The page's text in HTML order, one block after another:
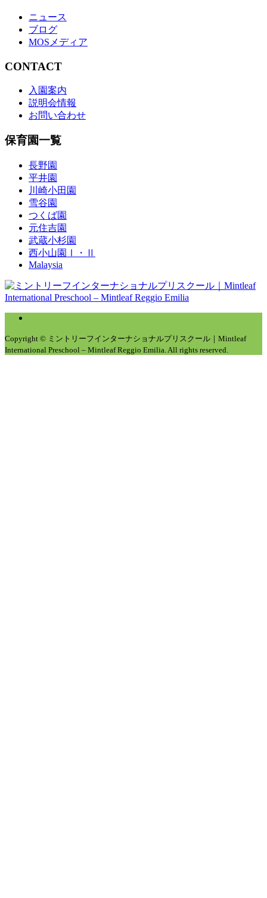
ニュース
ブログ
MOSメディア
CONTACT
入園案内
説明会情報
お問い合わせ
保育園一覧
長野園
平井園
川崎小田園
雪谷園
つくば園
元住吉園
武蔵小杉園
西小山園Ⅰ・Ⅱ
Malaysia
Copyright © ミントリーフインターナショナルプリスクール｜Mintleaf
International Preschool – Mintleaf Reggio Emilia. All rights reserved.